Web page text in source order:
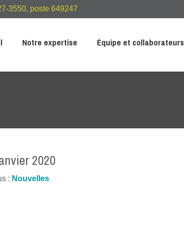
3550, poste 649247
Notre expertise Équipe et collaborateurs
2020
: Nouvelles